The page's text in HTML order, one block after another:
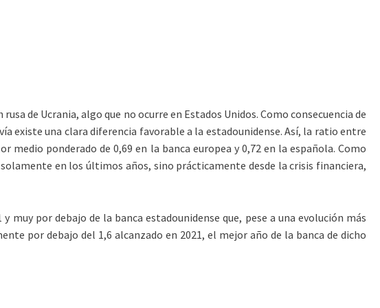
de Ucrania, algo que no ocurre en Estados Unidos. Como consecuencia de
existe una clara diferencia favorable a la estadounidense. Así, la ratio entre
medio ponderado de 0,69 en la banca europea y 0,72 en la española. Como
en los últimos años, sino prácticamente desde la crisis financiera,
por debajo de la banca estadounidense que, pese a una evolución más
por debajo del 1,6 alcanzado en 2021, el mejor año de la banca de dicho